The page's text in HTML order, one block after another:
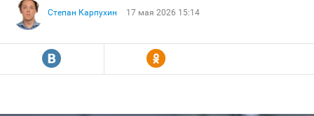
Степан Карпухин 17 мая 2026 15:14
R Y